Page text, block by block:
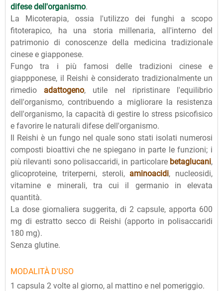
difese dell'organismo.
La Micoterapia, ossia l'utilizzo dei funghi a scopo
fitoterapico, ha una storia millenaria, all'interno del
patrimonio di conoscenze della medicina tradizionale
cinese e giapponese.
Fungo tra i più famosi delle tradizioni cinese e
giappponese, il Reishi è considerato tradizionalmente un
rimedio adattogeno, utile nel ripristinare l'equilibrio
dell'organismo, contribuendo a migliorare la resistenza
dell'organismo, la capacità di gestire lo stress psicofisico
e favorire le naturali difese dell'organismo.
Il Reishi è un fungo nel quale sono stati isolati numerosi
composti bioattivi che ne spiegano in parte le funzioni; i
più rilevanti sono polisaccaridi, in particolare betaglucani,
glicoproteine, triterperni, steroli, aminoacidi, nucleosidi,
vitamine e minerali, tra cui il germanio in elevata
quantità.
La dose giornaliera suggerita, di 2 capsule, apporta 600
mg di estratto secco di Reishi (apporto in polisaccaridi
180 mg).
Senza glutine.
MODALITÀ D'USO
1 capsula 2 volte al giorno, al mattino e nel pomeriggio.